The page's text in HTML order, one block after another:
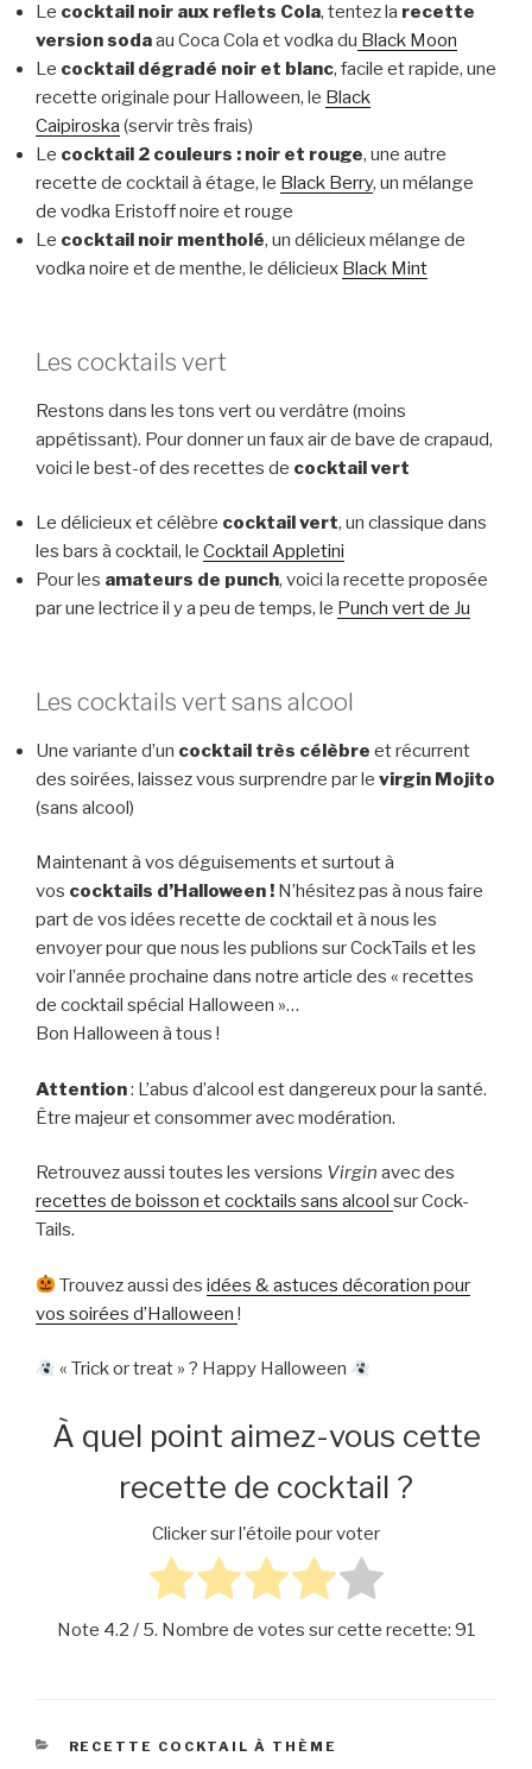
Le cocktail noir aux reflets Cola, tentez la recette
version sodaau Coca Cola et vodka du Black Moon
Le cocktail dégradé noir et blanc, facile et rapide, une
recette originale pour Halloween, le Black
Caipiroska (servir très frais)
Le cocktail 2 couleurs : noir et rouge, une autre
recette de cocktail à étage, le Black Berry, un mélange
de vodka Eristoff noire et rouge
Le cocktail noir mentholé, un délicieux mélange de
vodka noire et de menthe, le délicieux Black Mint
Les cocktails vert
Restons dans les tons vert ou verdâtre (moins
appétissant). Pour donner un faux air de bave de crapaud,
voici le best-of des recettes de cocktail vert
Le délicieux et célèbre cocktail vert, un classique dans
les bars à cocktail, le Cocktail Appletini
Pour les amateurs de punch, voici la recette proposée
par une lectrice il y a peu de temps, le Punch vert de Ju
Les cocktails vert sans alcool
Une variante d’un cocktail très célèbre et récurrent
des soirées, laissez vous surprendre par le virgin Mojito
(sans alcool)
Maintenant à vos déguisements et surtout à
vos cocktails d’Halloween ! N’hésitez pas à nous faire
part de vos idées recette de cocktail et à nous les
envoyer pour que nous les publions sur CockTails et les
voir l’année prochaine dans notre article des « recettes
de cocktail spécial Halloween »…
Bon Halloween à tous !
Attention: L’abus d’alcool est dangereux pour la santé.
Être majeur et consommer avec modération.
Retrouvez aussi toutes les versions Virgin avec des
recettes de boisson et cocktails sans alcool sur Cock-
Tails.
Trouvez aussi desidées & astuces décoration pour
vos soirées d’Halloween !
« Trick or treat » ? Happy Halloween
À quel point aimez-vous cette
recette de cocktail ?
Clicker sur l'étoile pour voter
Note 4.2 / 5. Nombre de votes sur cette recette: 91
CATÉGORIES
RECETTE COCKTAIL À THÈME